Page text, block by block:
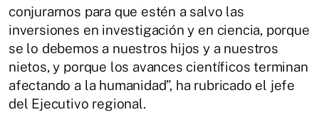
conjurarnos para que estén a salvo las
inversiones en investigación y en ciencia, porque
se lo debemos a nuestros hijos y a nuestros
nietos, y porque los avances científicos terminan
afectando a la humanidad”, ha rubricado el jefe
del Ejecutivo regional.